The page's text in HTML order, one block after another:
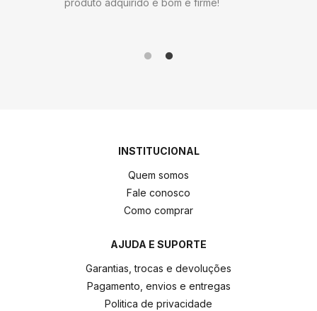
INSTITUCIONAL
Quem somos
Fale conosco
Como comprar
AJUDA E SUPORTE
Garantias, trocas e devoluções
Pagamento, envios e entregas
Politica de privacidade